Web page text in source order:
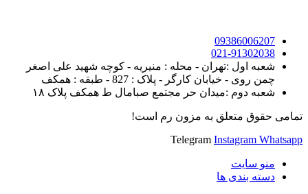
09386006207
021-91302038
شعبه اول :تهران - محله : منیریه - کوچه شهید علی اصغر
چمن روی - خیابان کارگر - پلاک : 827 - طبقه : همکف
شعبه دوم :میدان حر مجتمع صبامال ط همکف پلاک ۱۸
تمامی حقوق متعلق به مزون رم است!
Telegram Instagram Whatsapp
منو سایت
دسته بندی ها